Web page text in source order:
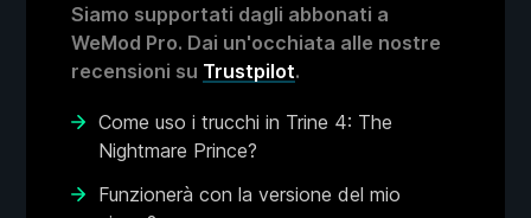
Siamo supportati dagli abbonati a
WeMod Pro. Dai un'occhiata alle nostre
recensioni su Trustpilot.
Come uso i trucchi in Trine 4: The
Nightmare Prince?
Funzionerà con la versione del mio